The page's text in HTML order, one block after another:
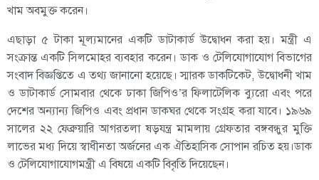
খাম অবমুক্ত করেন।
এছাড়া ৫ টাকা মূল্যমানের একটি ডাটাকার্ড উদ্বোধন করা হয়। মন্ত্রী এ
সংক্রান্ত একটি সিলমোহর ব্যবহার করেন। ডাক ও টেলিযোগাযোগ বিভাগের
সংবাদ বিজ্ঞপ্তিতে এ তথ্য জানানো হয়েছে। স্মারক ডাকটিকেট, উদ্বোধনী খাম
ও ডাটাকার্ড সোমবার থেকে ঢাকা জিপিও’র ফিলাটেলিক ব্যুরো এবং পরে
দেশের অন্যান্য জিপিও এবং প্রধান ডাকঘর থেকে সংগ্রহ করা যাবে। ১৯৬৯
সালের ২২ ফেব্রুয়ারি আগরতলা ষড়যন্ত্র মামলায় গ্রেফতার বঙ্গবন্ধুর মুক্তি
লাভের মধ্য দিয়ে স্বাধীনতা অর্জনের এক ঐতিহাসিক সোপান রচিত হয়।ডাক
ও টেলিযোগাযোগমন্ত্রী এ বিষয়ে একটি বিবৃতি দিয়েছেন।